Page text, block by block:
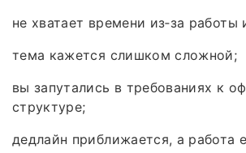
не хватает времени из‑за работы
тема кажется слишком сложной;
вы запутались в требованиях к
структуре;
дедлайн приближается, а работа